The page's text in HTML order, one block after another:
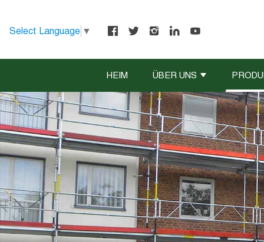
Select Language ▼
HEIM ÜBER UNS